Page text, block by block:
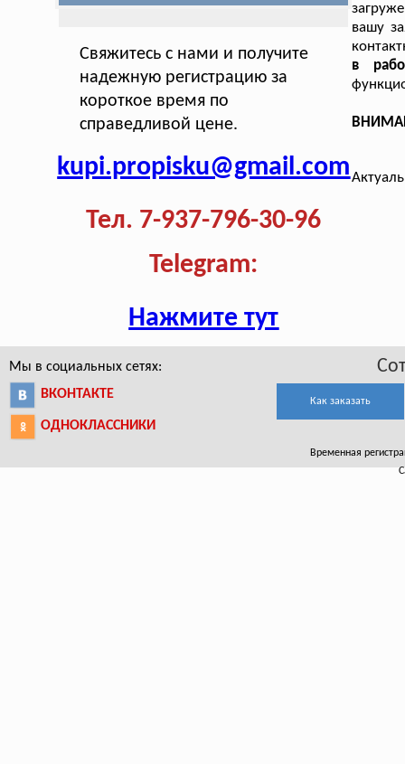
Свяжитесь с нами и получите
надежную регистрацию за
короткое время по
справедливой цене.
kupi.propisku@gmail.com
Тел. 7-937-796-30-96
Telegram:
Нажмите тут
вашу
в
Мы в социальных сетях:
ВКОНТАКТЕ
ОДНОКЛАССНИКИ
Как заказать
Временная